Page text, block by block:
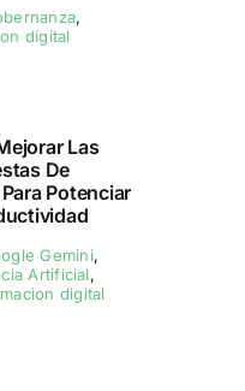
,
digital
Las
De
Potenciar
Gemini,
Artificial,
digital